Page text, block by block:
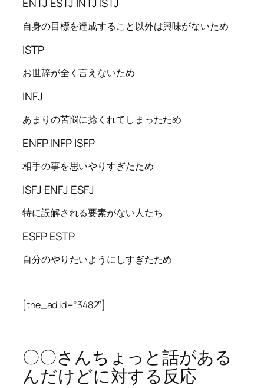
自身の目標を達成すること以外は興味がないため
ISTP
お世辞が全く言えないため
INFJ
あまりの苦悩に捻くれてしまったため
ENFP INFP ISFP
相手の事を思いやりすぎたため
ISFJ ENFJ ESFJ
特に誤解される要素がない人たち
ESFP ESTP
自分のやりたいようにしすぎたため
[the_ad id=”3482″]
〇〇さんちょっと話がある
んだけどに対する反応